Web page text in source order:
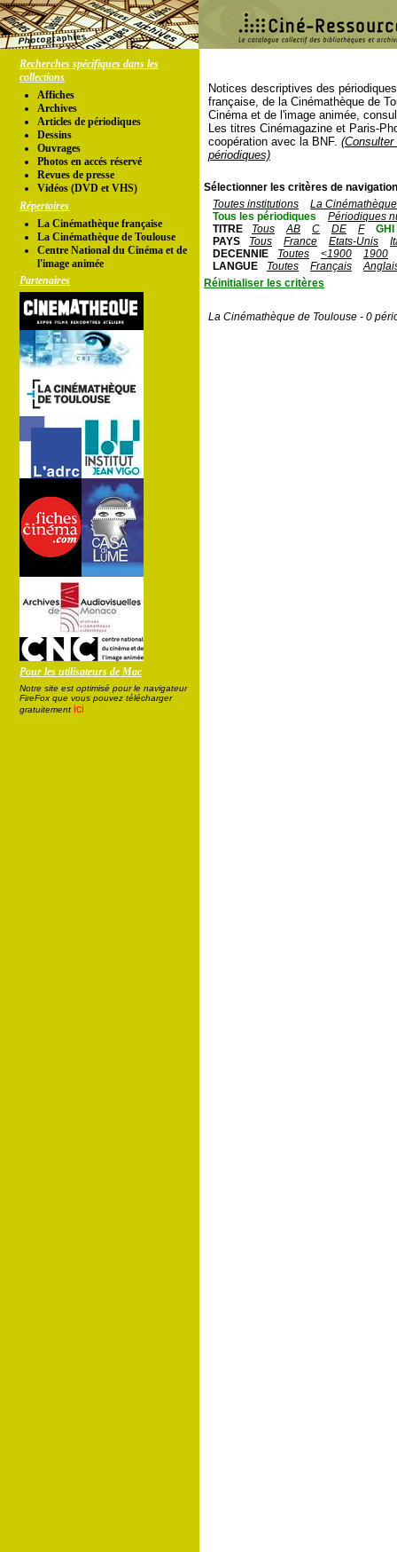
Recherches spécifiques dans les
collections
Affiches
Archives
Articles de périodiques
Dessins
Ouvrages
Photos en accés réservé
Revues de presse
Vidéos (DVD et VHS)
Répertoires
La Cinémathèque française
La Cinémathèque de Toulouse
Centre National du Cinéma et de
l'image animée
Partenaires
Pour les utilisateurs de Mac
Notre site est optimisé pour le navigateur
FireFox que vous pouvez télécharger
gratuitement ici
Notices descriptives des
française, de la Cinémathèque de
Cinéma et de l'image animée,
Les titres Cinémagazine et Paris-
coopération avec la BNF.
périodiques)
Sélectionner les critères de
Toutes institutions
La
Tous les périodiques
Périodiques
TITRE
Tous AB C DE F
GHI
PAYS
Tous France Etats-Unis
DECENNIE
Toutes <1900
1900
LANGUE
Toutes Français
Réinitialiser les critères
La Cinémathèque de Toulouse - 0